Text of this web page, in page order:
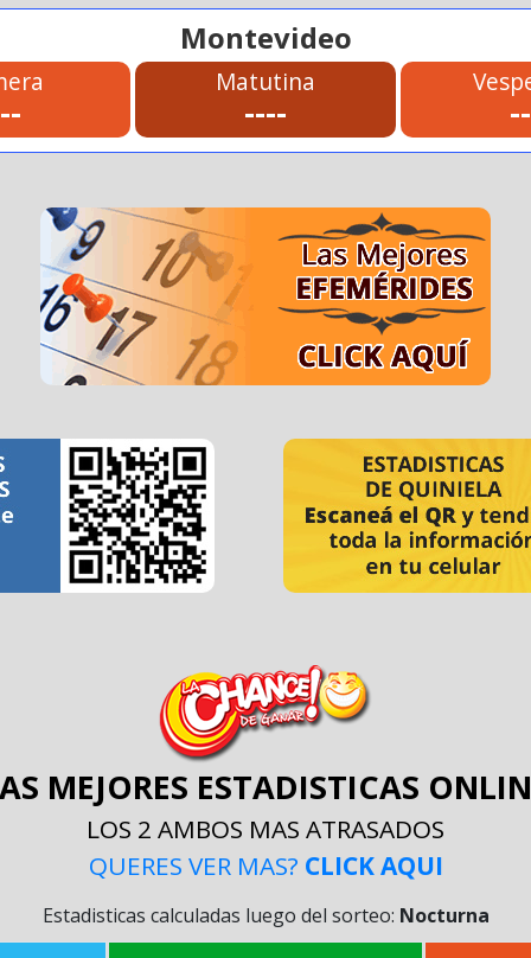
Montevideo
Matutina
----
MEJORES ESTADISTICAS
LOS 2 AMBOS MAS ATRASADOS
QUERES VER MAS? CLICK AQUI
Estadisticas calculadas luego del sorteo: Nocturna